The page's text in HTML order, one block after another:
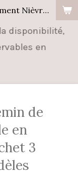
Decowood prestige celg événement Nièvre, Cher, Allier.
disponibilité,
en
de
en
3